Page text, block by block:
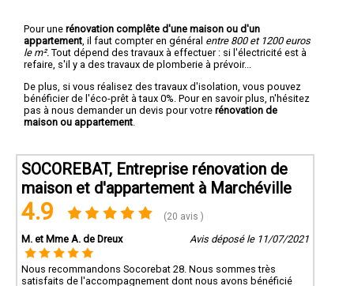
Pour une rénovation complête d'une maison ou d'un
appartement , il faut compter en général entre 800 et 1200 euros
le m². Tout dépend des travaux à effectuer : si l'électricité est à
refaire, s'il y a des travaux de plomberie à prévoir...
De plus, si vous réalisez des travaux d'isolation, vous pouvez
bénéficier de l'éco-prêt à taux 0%. Pour en savoir plus, n'hésitez
pas à nous demander un devis pour votre rénovation de
maison ou appartement
SOCOREBAT, Entreprise rénovation de
maison et d'appartement à Marchéville
4.9 (20 avis )
M. et Mme A. de Dreux Avis déposé le 11/07/2021
Nous recommandons Socorebat 28. Nous sommes très
satisfaits de l'accompagnement dont nous avons bénéficié